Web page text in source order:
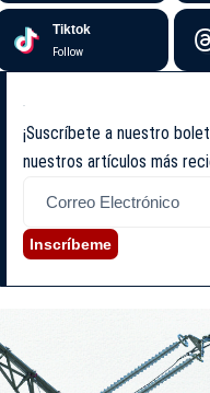
Tiktok
Follow
¡Suscríbete a nuestro
nuestros artículos más
Inscríbeme